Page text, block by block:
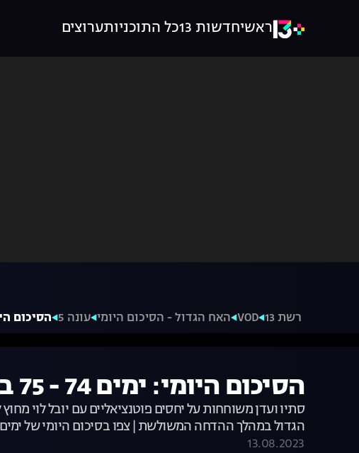
ראשיחדשות 13 כל התוכניותערוצים
רשת 13 VOD האח הגדול - הסיכום היומי עונה 5 הסיכום היומי: ימים
הסיכום היומי: ימים 74 - 75 בבית האח הגדול
סתיו ועדן משוחחות על יחסים פוטנציאליים עם יובל לוי
הגדול במהלך ההדחה המשולשת | צפו בסיכום היומי של ימים 74 -
13.08.2023